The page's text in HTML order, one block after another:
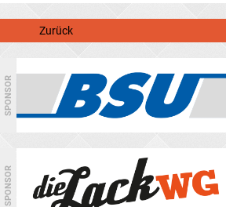
Zurück
SPONSOR
SPONSOR